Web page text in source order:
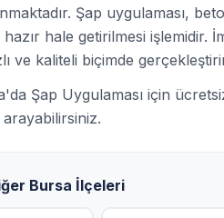
Şap uygulaması,
hale getirilmesi işlemidir.
ve kaliteli biçimde
Şap Uygulaması için
arayabilirsiniz.
Bursa İlçeleri